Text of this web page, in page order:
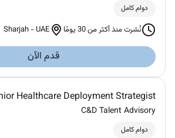
دوام كامل
نُشرت منذ أكثر من 30 يومًا Sharjah -UAE
قدم الآن
Healthcare Deployment Strategist
C&D Talent Advisory
دوام كامل